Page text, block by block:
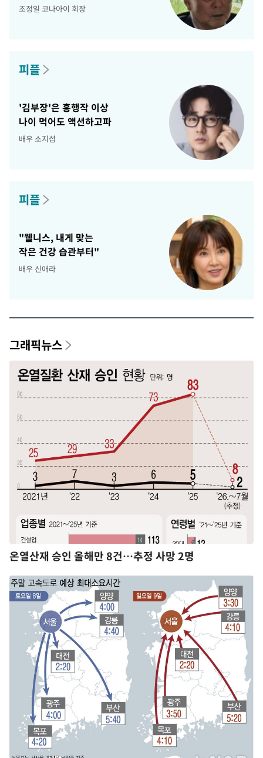
조정일 코나아이 회장
피플
'김부장'은 흥행작 이상
나이 먹어도 액션하고파
배우 소지섭
피플
"웰니스, 내게 맞는
작은 건강 습관부터"
배우 신애라
그래픽뉴스
온열산재 승인 올해만 8건…추정 사망 2명